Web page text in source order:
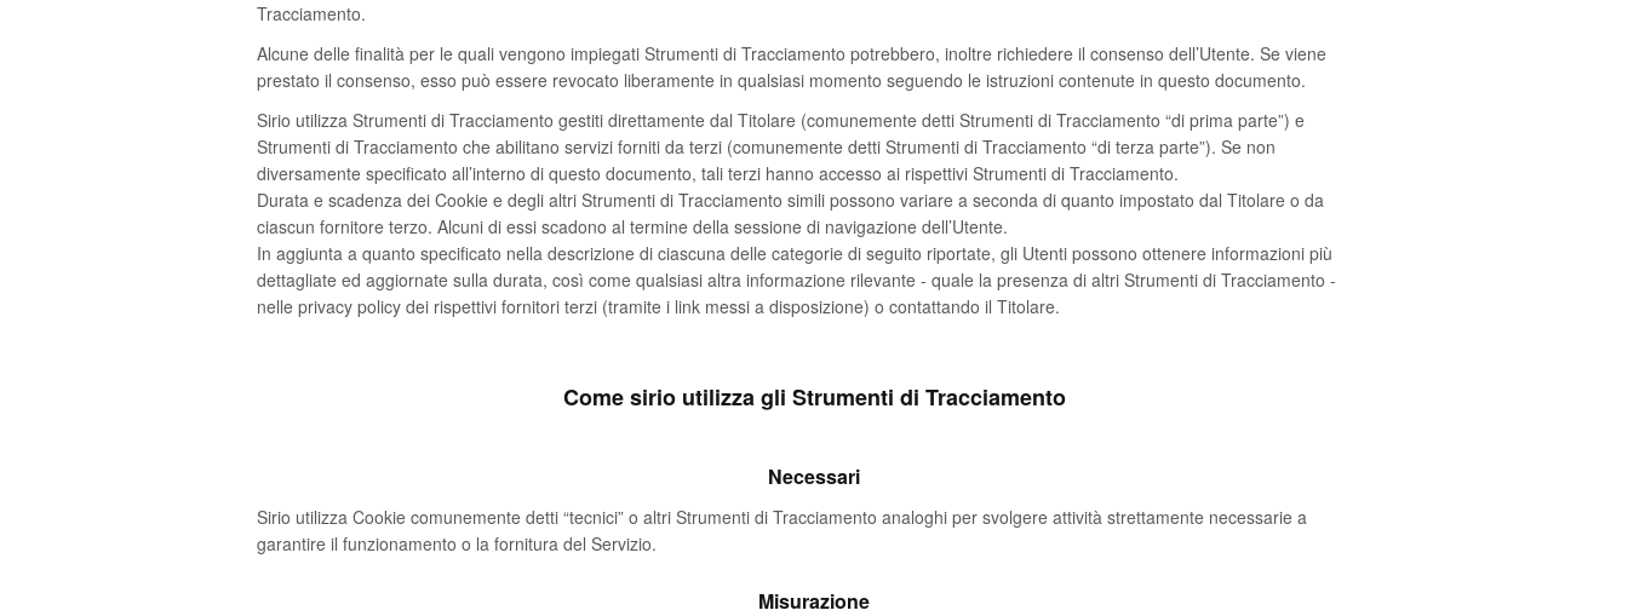
Tracciamento.
Alcune delle finalità per le quali vengono impiegati Strumenti di Tracciamento potrebbero, inoltre richiedere il consenso dell’Utente. Se viene
prestato il consenso, esso può essere revocato liberamente in qualsiasi momento seguendo le istruzioni contenute in questo documento.
Sirio utilizza Strumenti di Tracciamento gestiti direttamente dal Titolare (comunemente detti Strumenti di Tracciamento “di prima parte”) e
Strumenti di Tracciamento che abilitano servizi forniti da terzi (comunemente detti Strumenti di Tracciamento “di terza parte”). Se non
diversamente specificato all’interno di questo documento, tali terzi hanno accesso ai rispettivi Strumenti di Tracciamento.
Durata e scadenza dei Cookie e degli altri Strumenti di Tracciamento simili possono variare a seconda di quanto impostato dal Titolare o da
ciascun fornitore terzo. Alcuni di essi scadono al termine della sessione di navigazione dell’Utente.
In aggiunta a quanto specificato nella descrizione di ciascuna delle categorie di seguito riportate, gli Utenti possono ottenere informazioni più
dettagliate ed aggiornate sulla durata, così come qualsiasi altra informazione rilevante - quale la presenza di altri Strumenti di Tracciamento -
nelle privacy policy dei rispettivi fornitori terzi (tramite i link messi a disposizione) o contattando il Titolare.
Come sirio utilizza gli Strumenti di Tracciamento
Necessari
Sirio utilizza Cookie comunemente detti “tecnici” o altri Strumenti di Tracciamento analoghi per svolgere attività strettamente necessarie a
garantire il funzionamento o la fornitura del Servizio.
Misurazione